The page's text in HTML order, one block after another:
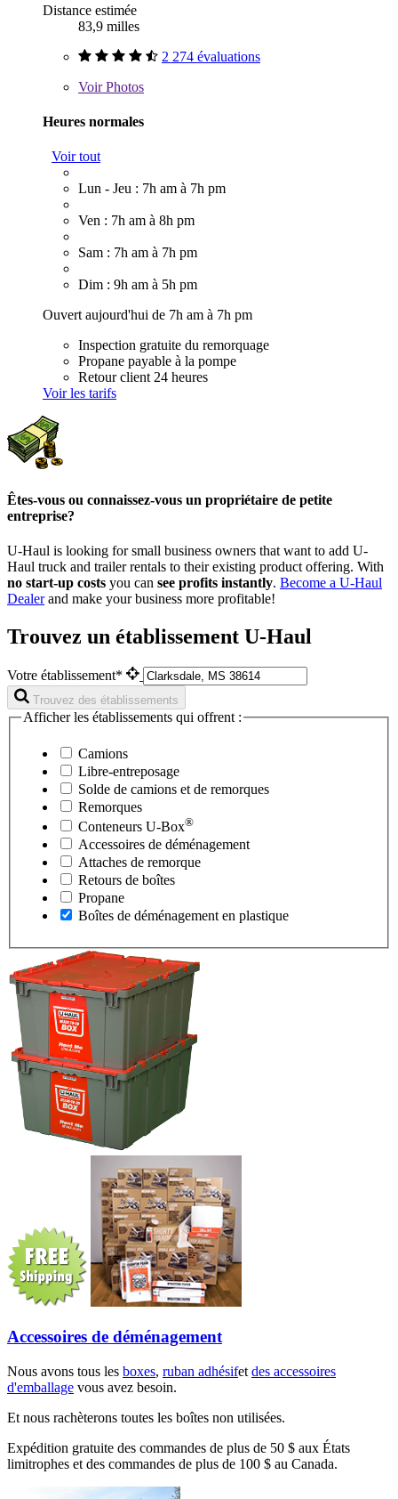
Distance estimée
83,9 milles
2 274 évaluations
VoirPhotos
Heures normales
Voir tout
Lun - Jeu : 7h am à 7h pm
Ven : 7h am à 8h pm
Sam : 7h am à 7h pm
Dim : 9h am à 5h pm
Ouvert aujourd'hui de 7h am à 7h pm
Inspection gratuite du remorquage
Propane payable à la pompe
Retour client 24 heures
Voir les tarifs
Êtes-vous ou connaissez-vous un propriétaire de petite
entreprise?
U-Haul is looking for small business owners that want to add U-
Haul truck and trailer rentals to their existing product offering. With
no start-up costs you can see profits instantly. Become a U-Haul
Dealerand make your business more profitable!
Trouvez un établissement U-Haul
Votre établissement*
Trouvez des établissements
Afficher les établissements qui offrent :
Camions
Libre-entreposage
Solde de camions et de remorques
Remorques
Conteneurs U-Box®
Accessoires de déménagement
Attaches de remorque
Retours de boîtes
Propane
Boîtes de déménagement en plastique
Accessoires de déménagement
Nous avons tous les boxes, ruban adhésifet des accessoires
d'emballage vous avez besoin.
Et nous rachèterons toutes les boîtes non utilisées.
Expédition gratuite des commandes de plus de 50 $ aux États
limitrophes et des commandes de plus de 100 $ au Canada.